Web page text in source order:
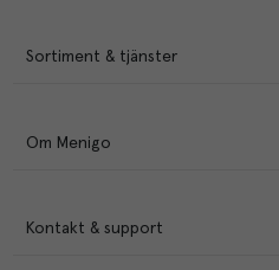
Sortiment & tjänster
Om Menigo
Kontakt & support